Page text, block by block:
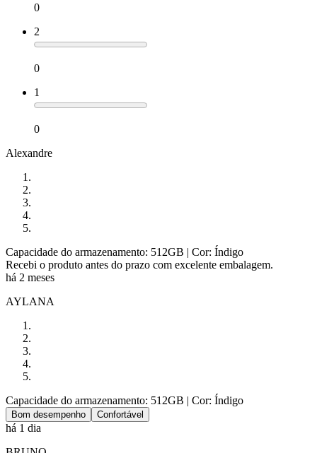
0
2
0
1
0
Alexandre
Capacidade do armazenamento: 512GB | Cor: Índigo
Recebi o produto antes do prazo com excelente embalagem.
há 2 meses
AYLANA
Capacidade do armazenamento: 512GB | Cor: Índigo
Bom desempenho Confortável
há 1 dia